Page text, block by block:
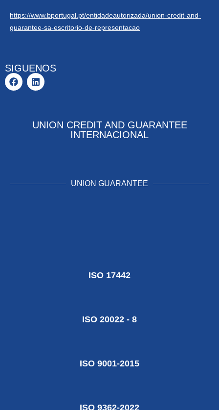
https://www.bportugal.pt/entidadeautorizada/union-credit-and-
guarantee-sa-escritorio-de-representacao
SIGUENOS
UNION CREDIT AND GUARANTEE
INTERNACIONAL
UNION GUARANTEE
ISO 17442
ISO 20022 - 8
ISO 9001-2015
ISO 9362-2022